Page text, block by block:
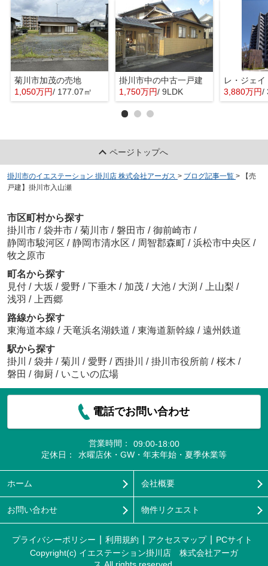
菊川市加茂の売地
1,050万円/ 177.07㎡
掛川市中の中古一戸建
1,750万円/ 9LDK
レ・ジェ
3,880万円/
ページトップへ
掛川市のイエステーション 掛川店 株式会社アーガス > ブログ記事一覧 >
【売
戸建】掛川市入山瀬
市区町村から探す
掛川市 / 袋井市 / 菊川市 / 磐田市 / 御前崎市 /
静岡市駿河区 / 静岡市清水区 / 周智郡森町 / 浜松市中央区 /
牧之原市
町名から探す
見付 / 大坂 / 愛野 / 下垂木 / 加茂 / 大池 / 大渕 / 上山梨 /
浅羽 /
上西郷
路線から探す
東海道本線 / 天竜浜名湖鉄道 / 東海道新幹線 / 遠州鉄道
駅から探す
掛川
/ 袋井 / 菊川 / 愛野 / 西掛川 / 掛川市役所前 / 桜木 /
磐田 / 御厨 / いこいの広場
電話でお問い合わせ
営業時間：
09:00-18:00
定休日：
水曜店休・GW・年末年始・夏季休業等
ホーム 会社概要
お問い合わせ 物件リクエスト
プライバシーポリシー 利用規約 アクセスマップ
PCサイト
Copyright(c) イエステーション掛川店 株式会社アーガ